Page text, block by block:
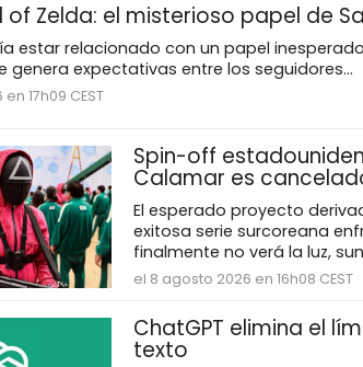
of Zelda: el misterioso papel de
estar relacionado con un papel
genera expectativas entre los seguidores...
17h09 CEST
Spin-off
Calamar es
El esperado proyecto
exitosa serie surcoreana
finalmente no verá la luz,
el 8 agosto 2026 en 16h08 CEST
ChatGPT elimina el
texto